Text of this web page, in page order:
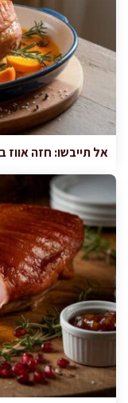
אל תייבשו: חזה אווז